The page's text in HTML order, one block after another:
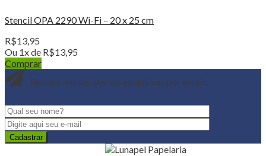
Stencil OPA 2290 Wi-Fi – 20 x 25 cm
R$13,95
Ou 1x de R$13,95
Comprar
Receba nossas ofertas exclusivas por email: